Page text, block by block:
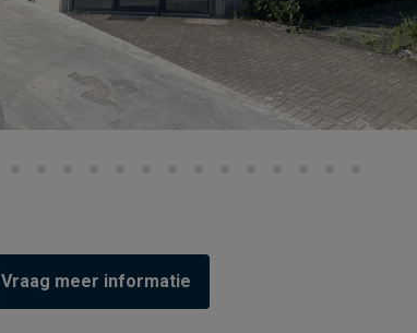
Vraag meer informatie